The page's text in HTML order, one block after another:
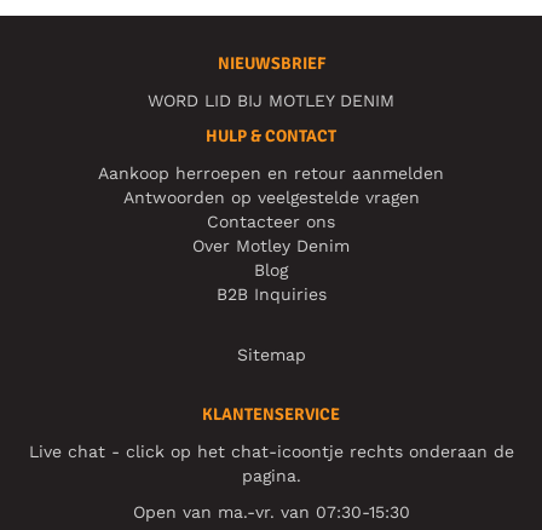
NIEUWSBRIEF
WORD LID BIJ MOTLEY DENIM
HULP & CONTACT
Aankoop herroepen en retour aanmelden
Antwoorden op veelgestelde vragen
Contacteer ons
Over Motley Denim
Blog
B2B Inquiries
Sitemap
KLANTENSERVICE
Live chat - click op het chat-icoontje rechts onderaan de
pagina.
Open van ma.-vr. van 07:30-15:30